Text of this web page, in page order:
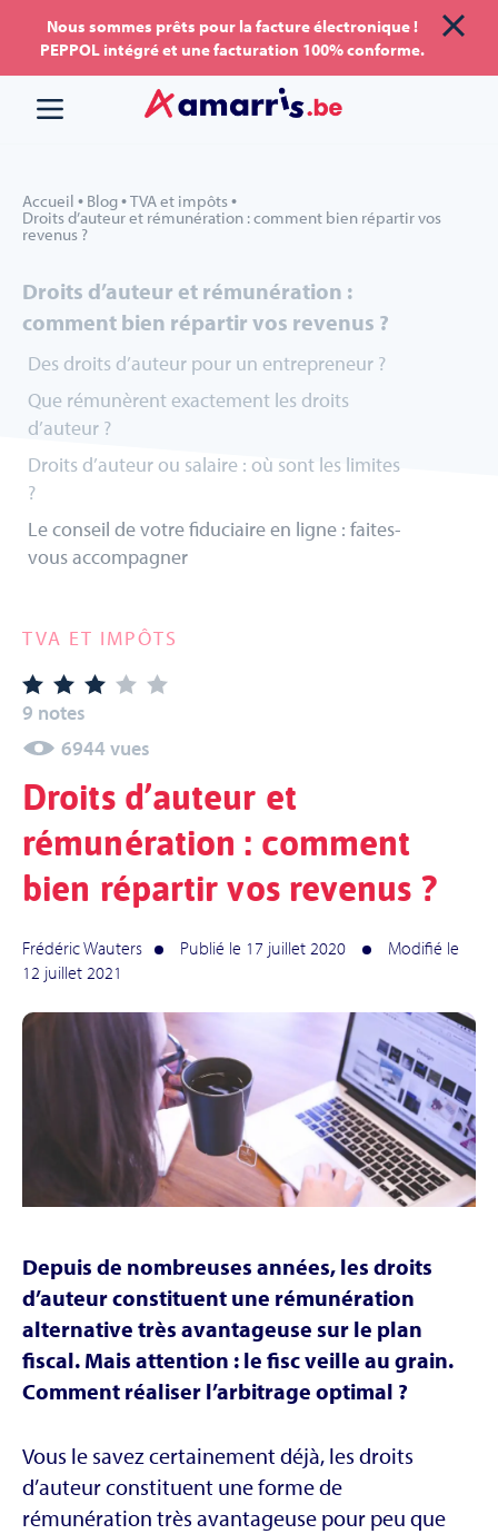
Aller
au
Aller au
contenu
Nous sommes prêts pour la facture électronique !
PEPPOL intégré et une facturation 100% conforme.
Accueil • Blog•TVA et impôts•
Droits d’auteur et rémunération : comment bien répartir vos
revenus ?
Droits d’auteur et rémunération :
comment bien répartir vos revenus ?
Des droits d’auteur pour un entrepreneur ?
Que rémunèrent exactement les droits
d’auteur ?
Droits d’auteur ou salaire : où sont les limites
?
Le conseil de votre fiduciaire en ligne : faites-
vous accompagner
TVA ET IMPÔTS
9 notes
6944 vues
Droits d’auteur et
rémunération : comment
bien répartir vos revenus ?
Frédéric Wauters Publié le 17 juillet 2020
Modifié le
12 juillet 2021
Depuis de nombreuses années, les droits
d’auteur constituent une rémunération
alternative très avantageuse sur le plan
fiscal. Mais attention : le fisc veille au grain.
Comment réaliser l’arbitrage optimal ?
Vous le savez certainement déjà, les droits
d’auteur constituent une forme de
rémunération très avantageuse pour peu que